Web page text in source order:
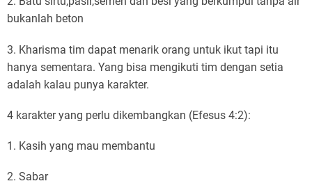
bukanlah beton
3. Kharisma tim dapat menarik orang untuk ikut tapi itu
hanya sementara. Yang bisa mengikuti tim dengan setia
adalah kalau punya karakter.
4 karakter yang perlu dikembangkan (Efesus 4:2):
1. Kasih yang mau membantu
2. Sabar